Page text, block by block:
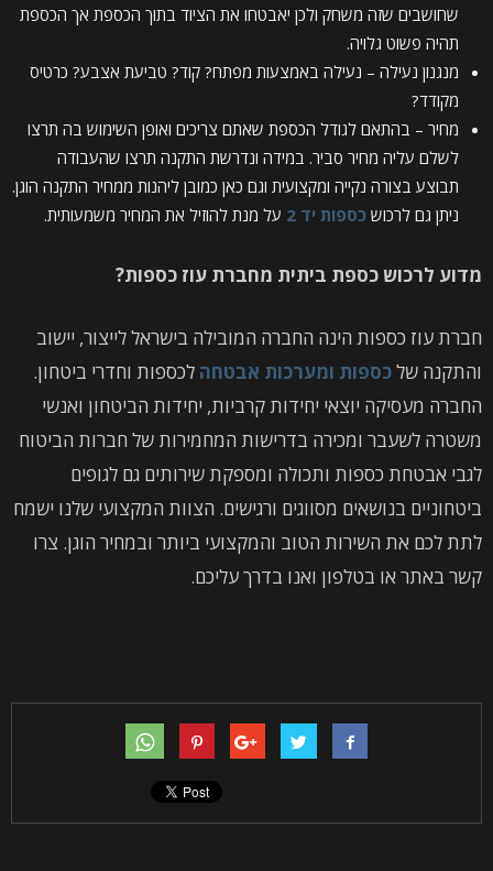
שחושבים שזה משחק ולכן יאבטחו את הציוד בתוך הכספת אך הכספת
תהיה פשוט גלויה.
מנגנון נעילה – נעילה באמצעות מפתח? קוד? טביעת אצבע? כרטיס
מקודד?
מחיר – בהתאם לגודל הכספת שאתם צריכים ואופן השימוש בה תרצו
לשלם עליה מחיר סביר. במידה ונדרשת התקנה תרצו שהעבודה
תבוצע בצורה נקייה ומקצועית וגם כאן כמובן ליהנות ממחיר התקנה הוגן.
ניתן גם לרכוש כספות יד 2 על מנת להוזיל את המחיר משמעותית.
מדוע לרכוש כספת ביתית מחברת עוז כספות?
חברת עוז כספות הינה החברה המובילה בישראל לייצור, יישוב
והתקנה שלכספות ומערכות אבטחה לכספות וחדרי ביטחון.
החברה מעסיקה יוצאי יחידות קרביות, יחידות הביטחון ואנשי
משטרה לשעבר ומכירה בדרישות המחמירות של חברות הביטוח
לגבי אבטחת כספות ותכולה ומספקת שירותים גם לגופים
ביטחוניים בנושאים מסווגים ורגישים. הצוות המקצועי שלנו ישמח
לתת לכם את השירות הטוב והמקצועי ביותר ובמחיר הוגן. צרו
קשר באתר או בטלפון ואנו בדרך עליכם.